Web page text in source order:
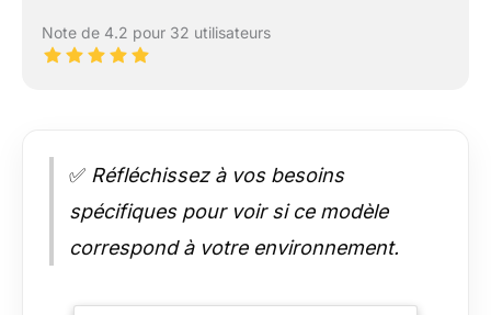
Note de 4.2 pour 32 utilisateurs
✅ Réfléchissez à vos besoins
spécifiques pour voir si ce modèle
correspond à votre environnement.